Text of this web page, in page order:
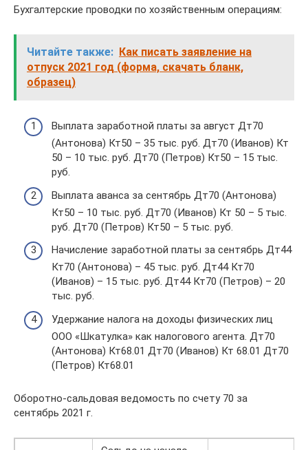
Бухгалтерские проводки по хозяйственным операциям:
Читайте также: Как писать заявление на
отпуск 2021 год (форма, скачать бланк,
образец)
Выплата заработной платы за август Дт70
(Антонова) Кт50 – 35 тыс. руб. Дт70 (Иванов) Кт
50 – 10 тыс. руб. Дт70 (Петров) Кт50 – 15 тыс.
руб.
Выплата аванса за сентябрь Дт70 (Антонова)
Кт50 – 10 тыс. руб. Дт70 (Иванов) Кт 50 – 5 тыс.
руб. Дт70 (Петров) Кт50 – 5 тыс. руб.
Начисление заработной платы за сентябрь Дт44
Кт70 (Антонова) – 45 тыс. руб. Дт44 Кт70
(Иванов) – 15 тыс. руб. Дт44 Кт70 (Петров) – 20
тыс. руб.
Удержание налога на доходы физических лиц
ООО «Шкатулка» как налогового агента. Дт70
(Антонова) Кт68.01 Дт70 (Иванов) Кт 68.01 Дт70
(Петров) Кт68.01
Оборотно-сальдовая ведомость по счету 70 за
сентябрь 2021 г.